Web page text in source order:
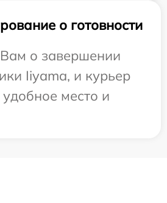
о готовности
о завершении
Iiyama, и курьер
место и